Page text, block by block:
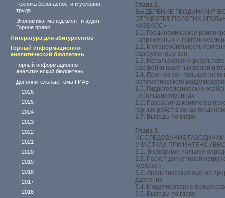
Техника безопасности и условия
труда
Экономика, менеджмент и аудит.
Горное право
Литература для абитуриентов
Горный информационно-
аналитический бюллетень
Горный информационно-
аналитический бюллетень
Дополнительные тома ГИАБ
2026
2025
2024
2023
2022
2021
2020
2019
2018
2017
2016
Глава 2.
ВЫДЕЛЕНИЕ
ОТРАБОТКЕ ПОЛОГИХ
КУЗБАСС»
2.1. Геодинамическое
напряженных и тектонически
2.2. Метанообильность
разгруженных зон
2.3. Использование
раскройки шахтных полей и
2.4. Прогноз зон
математического
2.5. Гидрогеологические
небольших глубинах
2.6. Разработка комплекса
горных работ в зонах
2.7. Выводы по главе
Глава 3.
ИССЛЕДОВАНИЕ
УЧАСТКАХ ПРИ
3.1. Экспериментальное
3.2. Расчет допустимой
Кузбасс»
3.3. Аналитическая оценка
давления
3.4. Моделирование
3.5. Выводы по главе